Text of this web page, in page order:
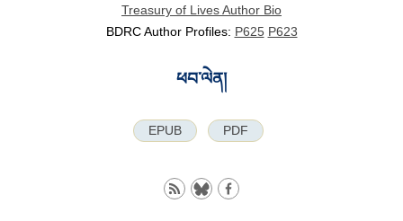
Treasury of Lives Author Bio
BDRC Author Profiles: P625 P623
ཕབ་ལེན།
EPUB PDF